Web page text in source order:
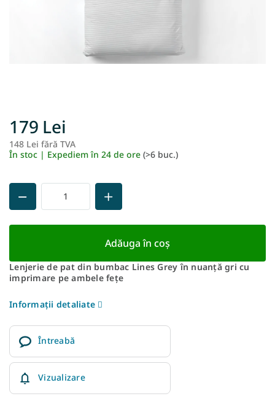
179 Lei
148 Lei fără TVA
În stoc | Expediem în 24 de ore (>6 buc.)
Adăuga în coş
Lenjerie de pat din bumbac Lines Grey în nuanță gri cu
imprimare pe ambele fețe
Informaţii detaliate
Întreabă
Vizualizare